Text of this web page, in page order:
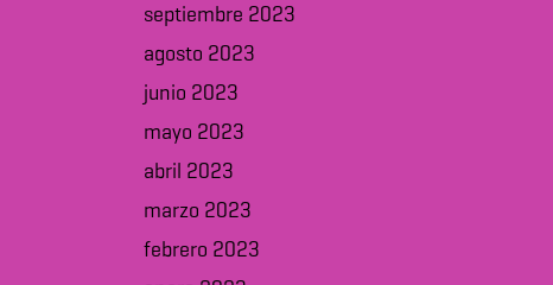
septiembre 2023
agosto 2023
junio 2023
mayo 2023
abril 2023
marzo 2023
febrero 2023